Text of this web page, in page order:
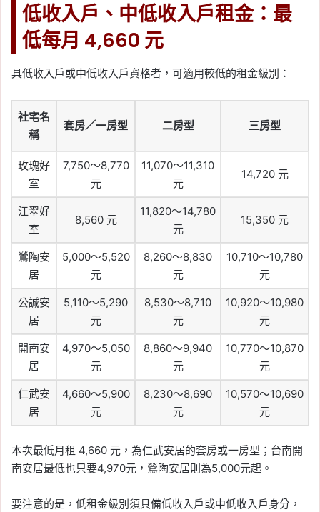
低收入戶、中低收入戶租金：最
低每月 4,660 元
具低收入戶或中低收入戶資格者，可適用較低的租金級別：
社宅名
稱
套房／一房型 二房型 三房型
玫瑰好
室
7,750～8,770
元
11,070～11,310
元
14,720 元
江翠好
室
8,560 元
11,820～14,780
元
15,350 元
鶯陶安
居
5,000～5,520
元
8,260～8,830
元
10,710～10,780
元
公誠安
居
5,110～5,290
元
8,530～8,710
元
10,920～10,980
元
開南安
居
4,970～5,050
元
8,860～9,940
元
10,770～10,870
元
仁武安
居
4,660～5,900
元
8,230～8,690
元
10,570～10,690
元
本次最低月租 4,660 元，為仁武安居的套房或一房型；台南開
南安居最低也只要4,970元，鶯陶安居則為5,000元起。
要注意的是，低租金級別須具備低收入戶或中低收入戶身分，